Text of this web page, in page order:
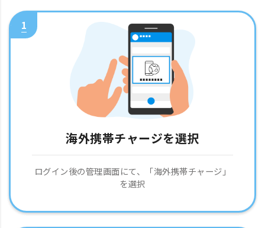
1
海外携帯チャージを選択
ログイン後の管理画面にて、「海外携帯チャージ」
を選択